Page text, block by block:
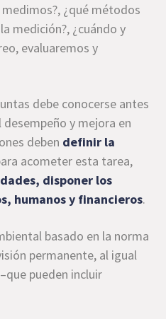
¿qué métodos
medición?, ¿cuándo y
evaluaremos y
debe conocerse antes
y mejora en
deben definir la
acometer esta tarea,
disponer los
humanos y financieros.
basado en la norma
permanente, al igual
pueden incluir